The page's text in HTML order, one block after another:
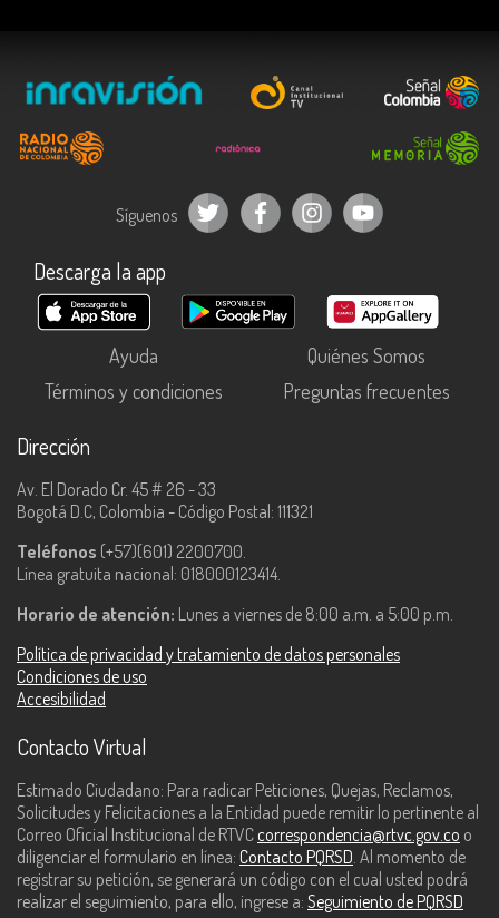
Síguenos
Descarga la app
Ayuda
Quiénes Somos
Términos y condiciones
Preguntas frecuentes
Dirección
Av. El Dorado Cr. 45 # 26 - 33
Bogotá D.C, Colombia - Código Postal: 111321
Teléfonos (+57)(601) 2200700.
Línea gratuita nacional: 018000123414.
Horario de atención: Lunes a viernes de 8:00 a.m. a 5:00 p.m.
Política de privacidad y tratamiento de datos personales
Condiciones de uso
Accesibilidad
Contacto Virtual
Estimado Ciudadano: Para radicar Peticiones, Quejas, Reclamos,
Solicitudes y Felicitaciones a la Entidad puede remitir lo pertinente al
Correo Oficial Institucional de RTVC correspondencia@rtvc.gov.co o
diligenciar el formulario en línea: Contacto PQRSD. Al momento de
registrar su petición, se generará un código con el cual usted podrá
realizar el seguimiento, para ello, ingrese a: Seguimiento de PQRSD